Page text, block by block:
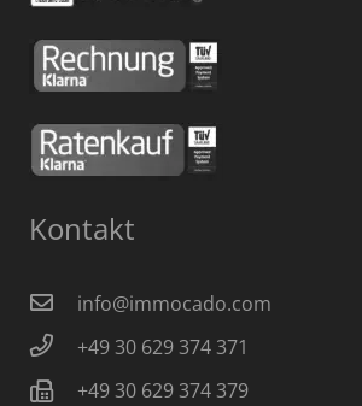
Kontakt
info@immocado.com
+49 30 629 374 371
+49 30 629 374 379